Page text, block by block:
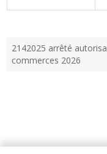
2142025 arrêté
commerces 2026